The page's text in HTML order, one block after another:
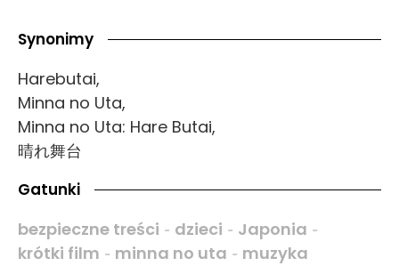
Synonimy
Harebutai,
Minna no Uta,
Minna no Uta: Hare Butai,
晴れ舞台
Gatunki
bezpieczne treści - dzieci - Japonia -
krótki film - minna no uta - muzyka